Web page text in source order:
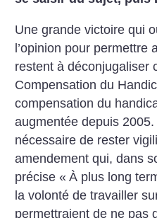
Une grande victoire qui
l’opinion pour permettre
restent à déconjugaliser
Compensation du
compensation du
augmentée depuis
nécessaire de rester
amendement qui, dans
précise « À plus long
la volonté de travailler
permettraient de ne pas